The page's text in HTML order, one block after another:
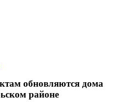
обновляются дома
районе